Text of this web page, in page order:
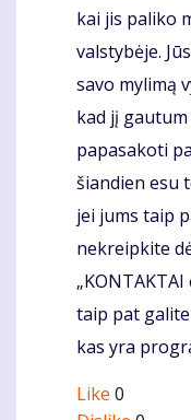
kai jis paliko
valstybėje.
savo mylimą
kad jį
papasakoti
šiandien esu
jei jums taip
nekreipkite
„KONTAKTAI
taip pat
kas yra
Like 0